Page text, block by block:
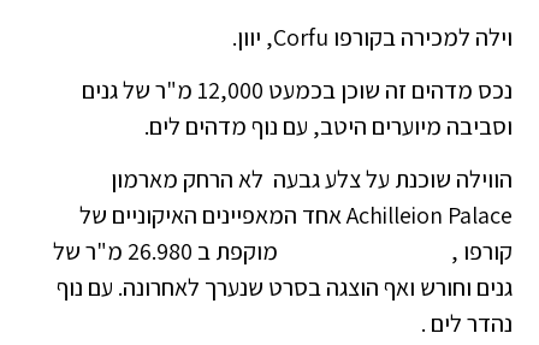
וילה למכירה בקורפו Corfu, יוון.
נכס מדהים זה שוכן בכמעט 12,000 מ"ר של גנים
וסביבה מיוערים היטב, עם נוף מדהים לים.
הווילה שוכנת על צלע גבעה לא הרחק מארמון
Achilleion Palace אחד המאפיינים האיקוניים של
קורפו , מוקפת ב 26.980 מ"ר של
גנים וחורש ואף הוצגה בסרט שנערך לאחרונה. עם נוף
נהדר לים .